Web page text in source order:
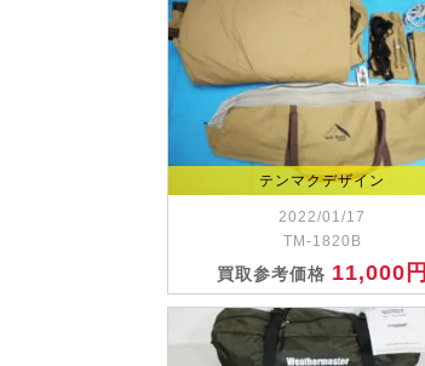
テンマクデザイン
2022/01/17
TM-1820B
買取参考価格 11,000円